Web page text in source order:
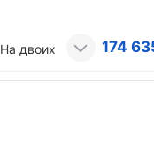
На двоих 174